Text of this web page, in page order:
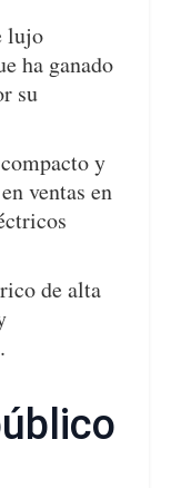
lujo
ha ganado
su
y
ventas en
de alta